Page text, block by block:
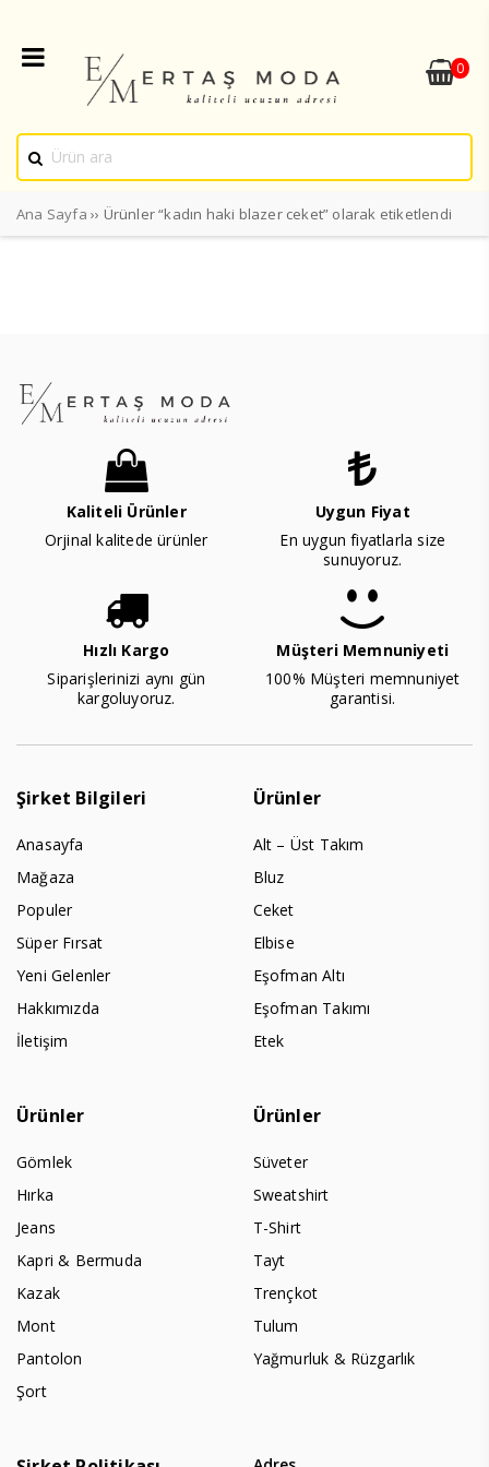
0
Ana Sayfa ›› Ürünler “kadın haki blazer ceket” olarak etiketlendi
Kaliteli Ürünler
Orjinal kalitede ürünler
Uygun Fiyat
En uygun fiyatlarla size
sunuyoruz.
Hızlı Kargo
Siparişlerinizi aynı gün
kargoluyoruz.
Müşteri Memnuniyeti
100% Müşteri memnuniyet
garantisi.
Şirket Bilgileri
Anasayfa
Mağaza
Populer
Süper Fırsat
Yeni Gelenler
Hakkımızda
İletişim
Ürünler
Alt – Üst Takım
Bluz
Ceket
Elbise
Eşofman Altı
Eşofman Takımı
Etek
Ürünler
Gömlek
Hırka
Jeans
Kapri & Bermuda
Kazak
Mont
Pantolon
Şort
Ürünler
Süveter
Sweatshirt
T-Shirt
Tayt
Trençkot
Tulum
Yağmurluk & Rüzgarlık